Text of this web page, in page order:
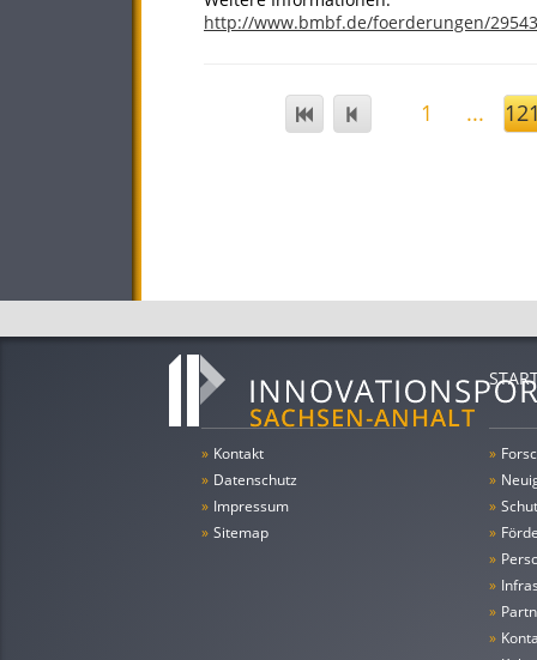
http://www.bmbf.de/foerderungen/
1 ...
» Kontakt
» Datenschutz
» Impressum
» Sitemap
»
»
»
»
»
»
»
»